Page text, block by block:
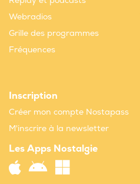
Webradios
Grille des programmes
Fréquences
Inscription
Créer mon compte Nostapass
M'inscrire à la newsletter
Les Apps Nostalgie